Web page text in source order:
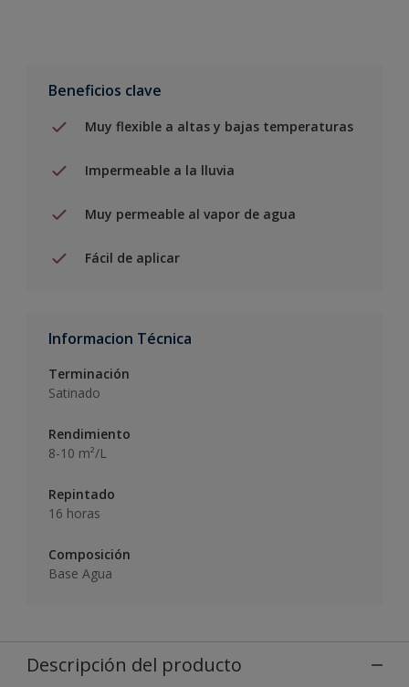
Beneficios clave
Muy flexible a altas y bajas temperaturas
Impermeable a la lluvia
Muy permeable al vapor de agua
Fácil de aplicar
Informacion Técnica
Terminación
Satinado
Rendimiento
8-10 m²/L
Repintado
16 horas
Composición
Base Agua
Descripción del producto